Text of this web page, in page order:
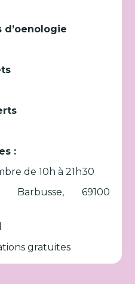
d’oenologie
:
de 10h à 21h30
69100
gratuites